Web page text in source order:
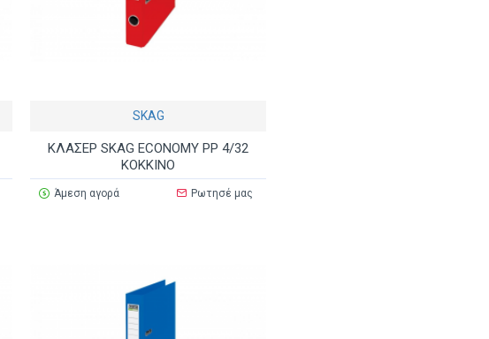
SKAG
ΚΛΑΣΕΡ SKAG ECONOMY PP 4/32
ΚΟΚΚΙΝΟ
Άμεση αγορά Ρωτησέ μας